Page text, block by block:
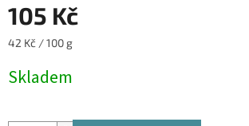
105 Kč
Měrná
42 Kč / 100 g
Skladem